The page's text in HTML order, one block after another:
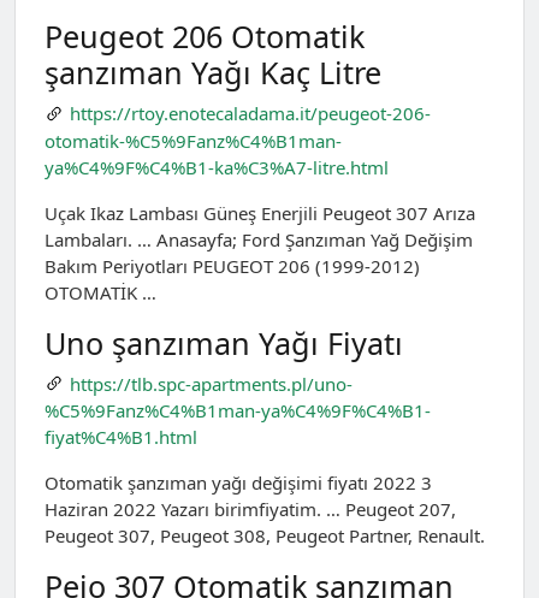
Peugeot 206 Otomatik
şanzıman Yağı Kaç Litre
https://rtoy.enotecaladama.it/peugeot-206-
otomatik-%C5%9Fanz%C4%B1man-
ya%C4%9F%C4%B1-ka%C3%A7-litre.html
Uçak Ikaz Lambası Güneş Enerjili Peugeot 307 Arıza
Lambaları. … Anasayfa; Ford Şanzıman Yağ Değişim
Bakım Periyotları PEUGEOT 206 (1999-2012)
OTOMATİK …
Uno şanzıman Yağı Fiyatı
https://tlb.spc-apartments.pl/uno-
%C5%9Fanz%C4%B1man-ya%C4%9F%C4%B1-
fiyat%C4%B1.html
Otomatik şanzıman yağı değişimi fiyatı 2022 3
Haziran 2022 Yazarı birimfiyatim. … Peugeot 207,
Peugeot 307, Peugeot 308, Peugeot Partner, Renault.
Pejo 307 Otomatik şanzıman